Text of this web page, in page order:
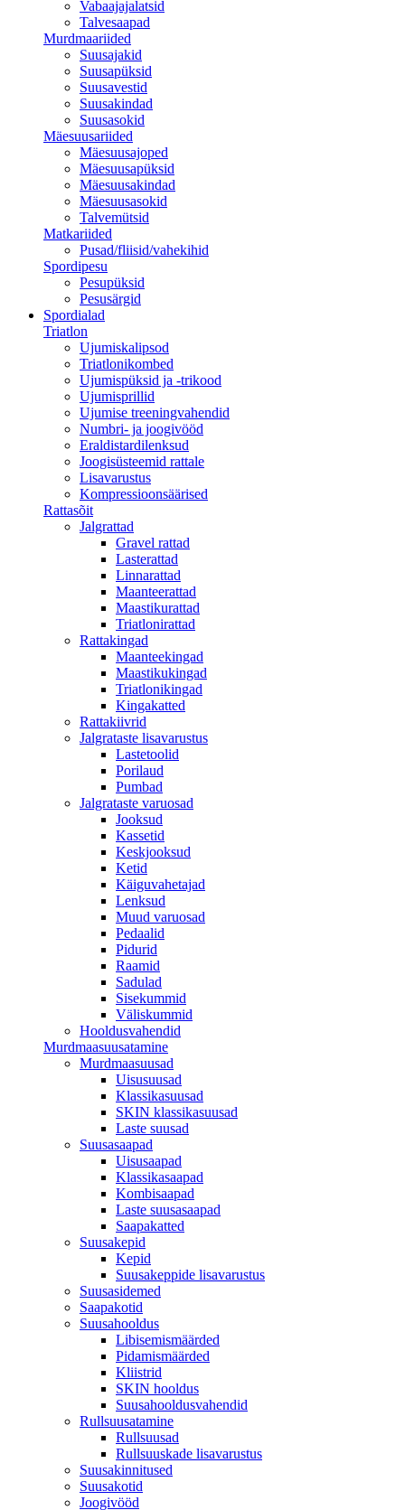
Vabaajajalatsid
Talvesaapad
Murdmaariided
Suusajakid
Suusapüksid
Suusavestid
Suusakindad
Suusasokid
Mäesuusariided
Mäesuusajoped
Mäesuusapüksid
Mäesuusakindad
Mäesuusasokid
Talvemütsid
Matkariided
Pusad/fliisid/vahekihid
Spordipesu
Pesupüksid
Pesusärgid
Spordialad
Triatlon
Ujumiskalipsod
Triatlonikombed
Ujumispüksid ja -trikood
Ujumisprillid
Ujumise treeningvahendid
Numbri- ja joogivööd
Eraldistardilenksud
Joogisüsteemid rattale
Lisavarustus
Kompressioonsäärised
Rattasõit
Jalgrattad
Gravel rattad
Lasterattad
Linnarattad
Maanteerattad
Maastikurattad
Triatlonirattad
Rattakingad
Maanteekingad
Maastikukingad
Triatlonikingad
Kingakatted
Rattakiivrid
Jalgrataste lisavarustus
Lastetoolid
Porilaud
Pumbad
Jalgrataste varuosad
Jooksud
Kassetid
Keskjooksud
Ketid
Käiguvahetajad
Lenksud
Muud varuosad
Pedaalid
Pidurid
Raamid
Sadulad
Sisekummid
Väliskummid
Hooldusvahendid
Murdmaasuusatamine
Murdmaasuusad
Uisusuusad
Klassikasuusad
SKIN klassikasuusad
Laste suusad
Suusasaapad
Uisusaapad
Klassikasaapad
Kombisaapad
Laste suusasaapad
Saapakatted
Suusakepid
Kepid
Suusakeppide lisavarustus
Suusasidemed
Saapakotid
Suusahooldus
Libisemismäärded
Pidamismäärded
Kliistrid
SKIN hooldus
Suusahooldusvahendid
Rullsuusatamine
Rullsuusad
Rullsuuskade lisavarustus
Suusakinnitused
Suusakotid
Joogivööd